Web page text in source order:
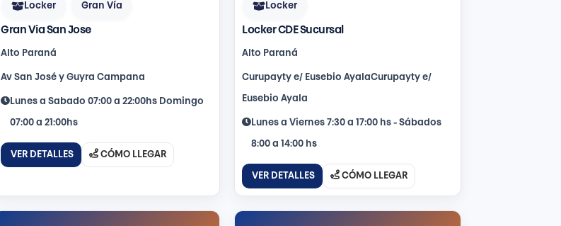
Locker Gran Vía
Gran Via San Jose
Alto Paraná
Av San José y Guyra Campana
Lunes a Sabado 07:00 a 22:00hs Domingo
07:00 a 21:00hs
VER DETALLES CÓMO LLEGAR
Locker
Locker CDE Sucursal
Alto Paraná
Curupayty e/ Eusebio AyalaCurupayty e/
Eusebio Ayala
Lunes a Viernes 7:30 a 17:00 hs - Sábados
8:00 a 14:00 hs
VER DETALLES CÓMO LLEGAR